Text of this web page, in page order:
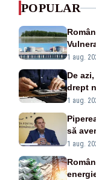
POPULAR
pericol
1 aug.
De
drept
un
1 aug.
să
1 aug.